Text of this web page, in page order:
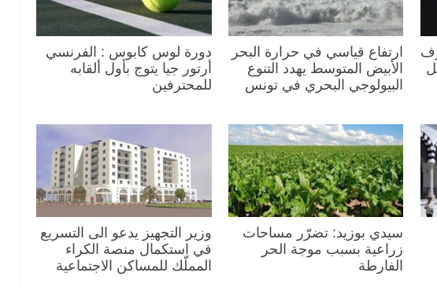
ارتفاع قياسي في حرارة البحر
الأبيض المتوسط يهدد التنوع
البيولوجي البحري في تونس
دورة لوس كابوس : الفرنسي
أرتور جيا يتوج بأول ألقابه
للمحترفين
سيدي بوزيد: تضرّر مساحات
زراعية بسبب موجة الحر
الفارطة
وزير التجهيز يدعو الى التسريع
في استكمال منصة الكراء
المملّك للمساكن الاجتماعية